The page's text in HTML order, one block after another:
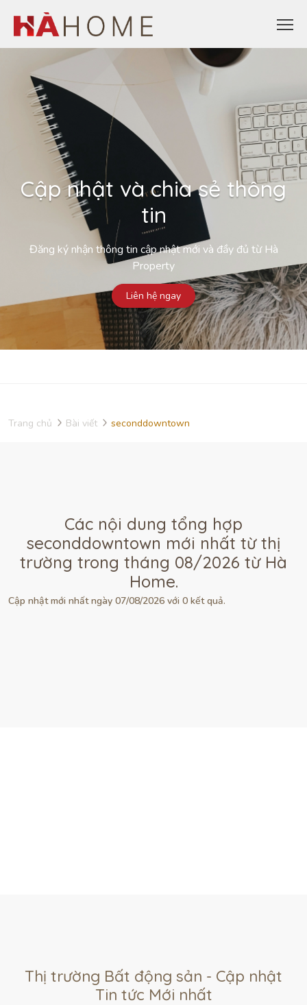
Cập nhật và chia sẻ thông
tin
Đăng ký nhận thông tin cập nhật mới và đầy đủ từ Hà
Property
Liên hệ ngay
Trang chủ Bài viết seconddowntown
Các nội dung tổng hợp
seconddowntown mới nhất từ thị
trường trong tháng 08/2026 từ Hà
Home.
Cập nhật mới nhất ngày 07/08/2026 với 0 kết quả.
Thị trường Bất động sản - Cập nhật
Tin tức Mới nhất